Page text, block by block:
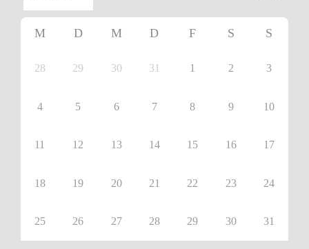
M D M D F S S
28 29 30 31 1 2 3
4 5 6 7 8 9 10
11 12 13 14 15 16 17
18 19 20 21 22 23 24
25 26 27 28 29 30 31